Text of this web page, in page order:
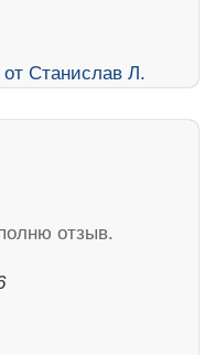
отзыв.